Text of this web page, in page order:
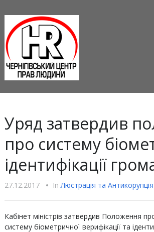
Уряд затвердив
про систему
ідентифікації
27.12.2017 • InЛюстрацiя та Антикорупцiя
Кабінет міністрів затвердив Положення
систему біометричної верифікації та